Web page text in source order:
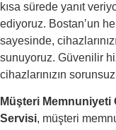
kısa sürede yanıt
ediyoruz. Bostan’un
sayesinde,
sunuyoruz. Güvenilir
cihazlarınızın
Müşteri Memnuniyeti
Servisi, müşteri